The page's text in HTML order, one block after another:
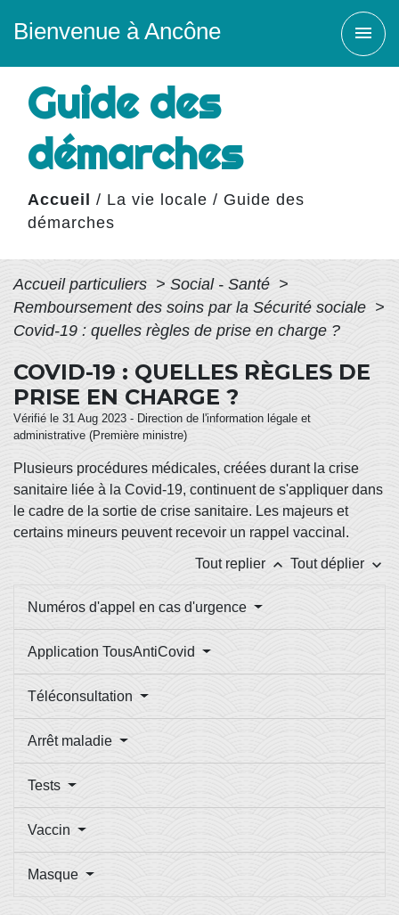
Bienvenue à Ancône menu
Guide des
démarches
Accueil / La vie locale / Guide des
démarches
Accueil particuliers > Social - Santé >
Remboursement des soins par la Sécurité sociale >
Covid-19 : quelles règles de prise en charge ?
COVID-19 : QUELLES RÈGLES DE
PRISE EN CHARGE ?
Vérifié le 31 Aug 2023 - Direction de l'information légale et
administrative (Première ministre)
Plusieurs procédures médicales, créées durant la crise
sanitaire liée à la Covid-19, continuent de s'appliquer dans
le cadre de la sortie de crise sanitaire. Les majeurs et
certains mineurs peuvent recevoir un rappel vaccinal.
Tout replier keyboard_arrow_up Tout déplier keyboard_arrow_down
Numéros d'appel en cas d'urgence
Application TousAntiCovid
Téléconsultation
Arrêt maladie
Tests
Vaccin
Masque